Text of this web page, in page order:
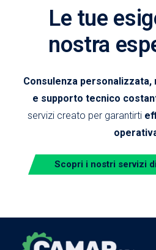
Le tue
nostra
Consulenza
e supporto tecnico
servizi creato per garantirti
Scopri i nostri servizi